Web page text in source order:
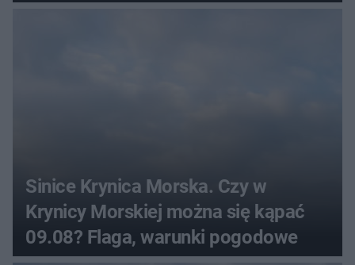
Sinice Krynica Morska. Czy w
Krynicy Morskiej można się kąpać
09.08? Flaga, warunki pogodowe